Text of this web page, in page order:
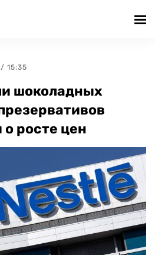
/ 15:35
шоколадных
росте цен